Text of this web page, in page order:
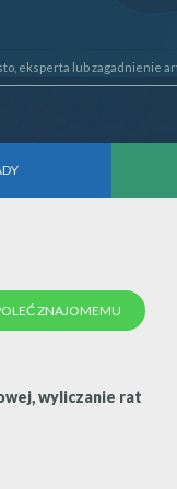
ZNAJOMEMU
wyliczanie rat